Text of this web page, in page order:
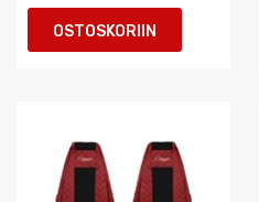
OSTOSKORIIN